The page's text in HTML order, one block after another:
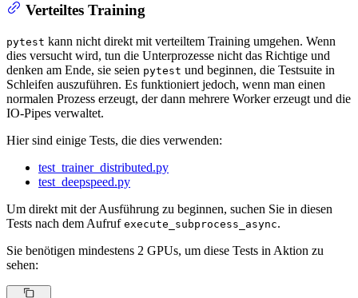
Verteiltes Training
pytest kann nicht direkt mit verteiltem Training umgehen. Wenn
dies versucht wird, tun die Unterprozesse nicht das Richtige und
denken am Ende, sie seien pytest und beginnen, die Testsuite in
Schleifen auszuführen. Es funktioniert jedoch, wenn man einen
normalen Prozess erzeugt, der dann mehrere Worker erzeugt und die
IO-Pipes verwaltet.
Hier sind einige Tests, die dies verwenden:
test_trainer_distributed.py
test_deepspeed.py
Um direkt mit der Ausführung zu beginnen, suchen Sie in diesen
Tests nach dem Aufruf execute_subprocess_async.
Sie benötigen mindestens 2 GPUs, um diese Tests in Aktion zu
sehen: